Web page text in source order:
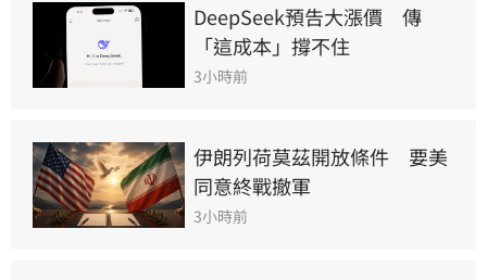
DeepSeek預告大漲價　傳
「這成本」撐不住
3小時前
伊朗列荷莫茲開放條件　要美
同意終戰撤軍
3小時前